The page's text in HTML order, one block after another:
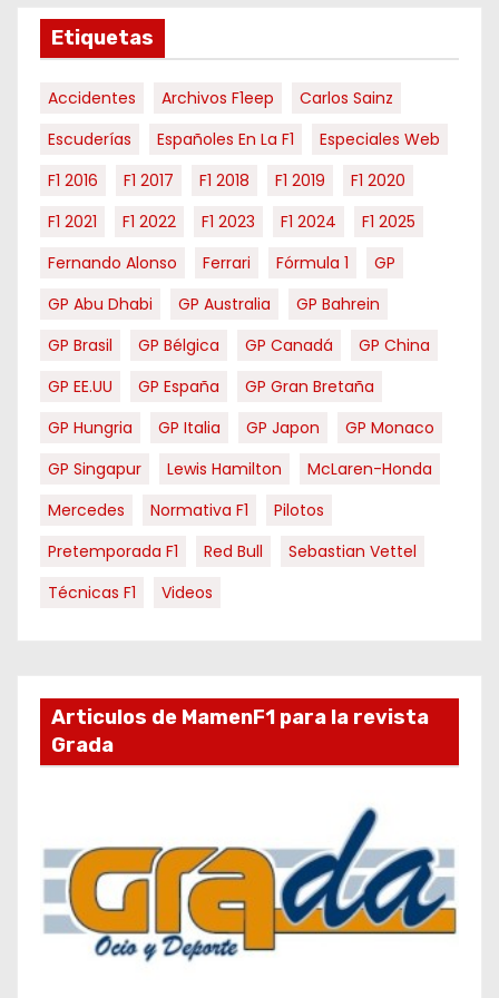
s
Etiquetas
Accidentes Archivos F1eep
Carlos Sainz
Escuderías
Españoles En La F1
Especiales Web
F1 2016
F1 2017 F1 2018 F1 2019
F1 2020
F1 2021
F1 2022 F1 2023 F1 2024
F1 2025
Fernando Alonso
Ferrari Fórmula 1
GP
GP Abu Dhabi
GP Australia
GP Bahrein
GP Brasil
GP Bélgica GP Canadá
GP China
GP EE.UU
GP España
GP Gran Bretaña
GP Hungria
GP Italia GP Japon
GP Monaco
GP Singapur
Lewis Hamilton
McLaren-Honda
Mercedes
Normativa F1
Pilotos
Pretemporada F1
Red Bull
Sebastian Vettel
Técnicas F1
Videos
Articulos de MamenF1 para la revista
Grada